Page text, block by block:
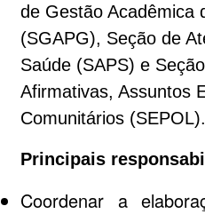
de Gestão Acadêmica
(SGAPG), Seção de
Saúde (SAPS) e
Afirmativas, Assuntos
Comunitários (SEPOL).
Principais
Coordenar a